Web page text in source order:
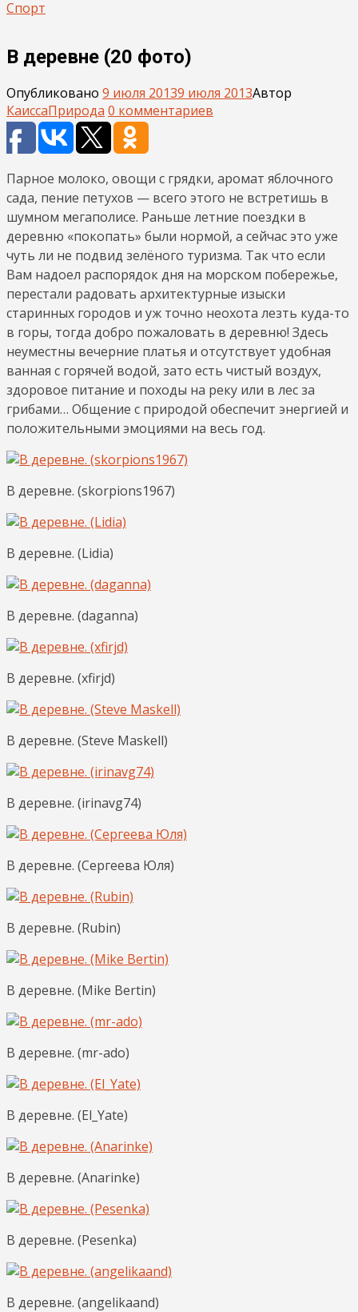
Спорт
В деревне (20 фото)
Опубликовано 9 июля 20139 июля 2013Автор
КаиссаПрирода 0 комментариев
Парное молоко, овощи с грядки, аромат яблочного
сада, пение петухов — всего этого не встретишь в
шумном мегаполисе. Раньше летние поездки в
деревню «покопать» были нормой, а сейчас это уже
чуть ли не подвид зелёного туризма. Так что если
Вам надоел распорядок дня на морском побережье,
перестали радовать архитектурные изыски
старинных городов и уж точно неохота лезть куда-то
в горы, тогда добро пожаловать в деревню! Здесь
неуместны вечерние платья и отсутствует удобная
ванная с горячей водой, зато есть чистый воздух,
здоровое питание и походы на реку или в лес за
грибами… Общение с природой обеспечит энергией и
положительными эмоциями на весь год.
В деревне. (skorpions1967)
В деревне. (Lidia)
В деревне. (daganna)
В деревне. (xfirjd)
В деревне. (Steve Maskell)
В деревне. (irinavg74)
В деревне. (Сергеева Юля)
В деревне. (Rubin)
В деревне. (Mike Bertin)
В деревне. (mr-ado)
В деревне. (El_Yate)
В деревне. (Anarinke)
В деревне. (Pesenka)
В деревне. (angelikaand)